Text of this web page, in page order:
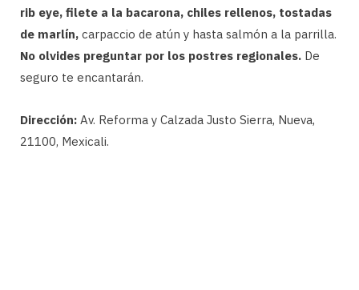
rib eye, filete a la bacarona, chiles rellenos, tostadas
de marlín, carpaccio de atún y hasta salmón a la parrilla.
No olvides preguntar por los postres regionales. De
seguro te encantarán.
Dirección: Av. Reforma y Calzada Justo Sierra, Nueva,
21100, Mexicali.